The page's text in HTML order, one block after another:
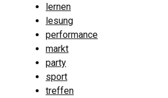
lernen
lesung
performance
markt
party
sport
treffen